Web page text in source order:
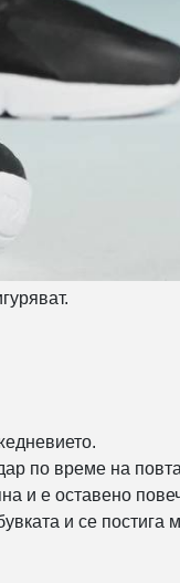
по време на
и е оставено
и се постига